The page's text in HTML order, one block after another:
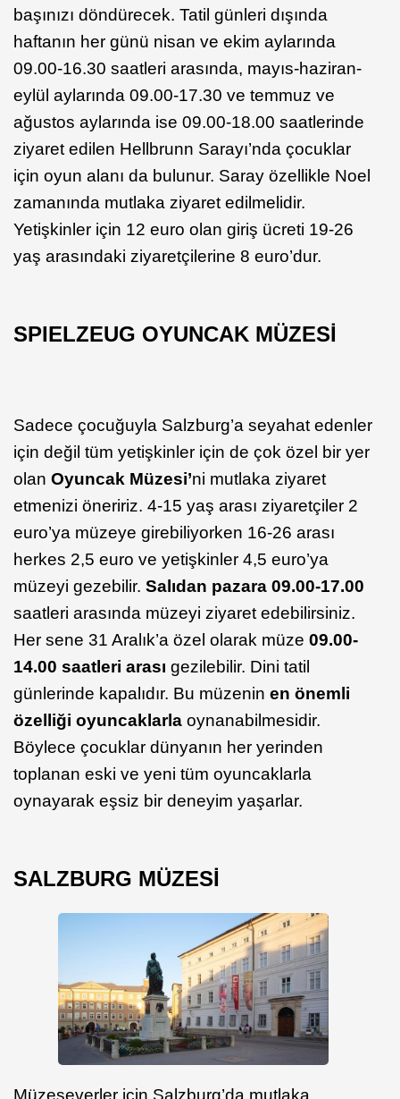
başınızı döndürecek. Tatil günleri dışında
haftanın her günü nisan ve ekim aylarında
09.00-16.30 saatleri arasında, mayıs-haziran-
eylül aylarında 09.00-17.30 ve temmuz ve
ağustos aylarında ise 09.00-18.00 saatlerinde
ziyaret edilen Hellbrunn Sarayı’nda çocuklar
için oyun alanı da bulunur. Saray özellikle Noel
zamanında mutlaka ziyaret edilmelidir.
Yetişkinler için 12 euro olan giriş ücreti 19-26
yaş arasındaki ziyaretçilerine 8 euro’dur.
SPIELZEUG OYUNCAK MÜZESİ
Sadece çocuğuyla Salzburg’a seyahat edenler
için değil tüm yetişkinler için de çok özel bir yer
olan Oyuncak Müzesi’ni mutlaka ziyaret
etmenizi öneririz. 4-15 yaş arası ziyaretçiler 2
euro’ya müzeye girebiliyorken 16-26 arası
herkes 2,5 euro ve yetişkinler 4,5 euro’ya
müzeyi gezebilir. Salıdan pazara 09.00-17.00
saatleri arasında müzeyi ziyaret edebilirsiniz.
Her sene 31 Aralık’a özel olarak müze 09.00-
14.00 saatleri arası gezilebilir. Dini tatil
günlerinde kapalıdır. Bu müzenin en önemli
özelliği oyuncaklarla oynanabilmesidir.
Böylece çocuklar dünyanın her yerinden
toplanan eski ve yeni tüm oyuncaklarla
oynayarak eşsiz bir deneyim yaşarlar.
SALZBURG MÜZESİ
Müzeseverler için Salzburg’da mutlaka